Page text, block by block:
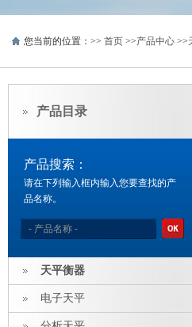
您当前的位置：>> 首页 >>产品中心 >>
产品目录
产品搜索：
请在下列输入框内输入您要查找的产
品名称。
天平衡器
电子天平